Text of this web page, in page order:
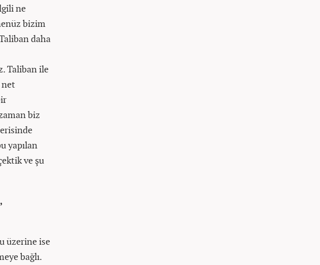
ne
bizim
daha
Taliban ile
net
biz
yapılan
ve şu
üzerine ise
bağlı.